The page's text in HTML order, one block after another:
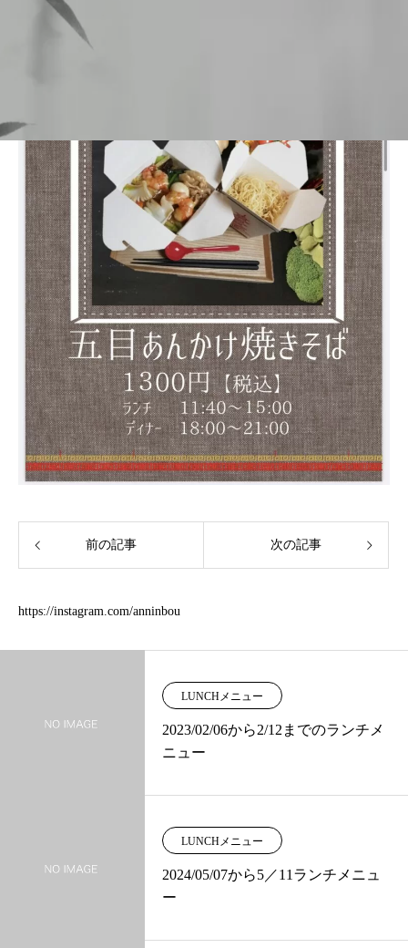
前の記事 次の記事
https://instagram.com/anninbou
LUNCHメニュー
2023/02/06から2/12までのランチメ
ニュー
LUNCHメニュー
2024/05/07から5／11ランチメニュ
ー